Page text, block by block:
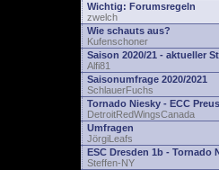
Wichtig: Forumsregeln
zwelch
Wie schauts aus?
Kufenschoner
Saison 2020/21 - aktueller
Alfi81
Saisonumfrage 2020/2021
SchlauerFuchs
Tornado Niesky - ECC
DetroitRedWingsCanada
Umfragen
JörgiLeafs
ESC Dresden 1b - Tornado
Steffen-NY